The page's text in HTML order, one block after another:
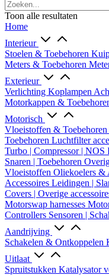
Toon alle resultaten
Home
Interieur
Stoelen & Toebehoren
Meters & Toebehoren
Exterieur
Verlichting Koplampen
Motorkappen &
Motorisch
Vloeistoffen & Toebehoren
Toebehoren Luchtfilter
Turbo | Compressor | NOS
Snaren | Toebehoren
Vloeistoffen Oliekoelers &
Accessoires Leidingen |
Covers | Overige
Motorswap harnesses
Controllers Sensoren |
Aandrijving
Schakelen & Ontkoppelen
Uitlaat
Spruitstukken Katalysator